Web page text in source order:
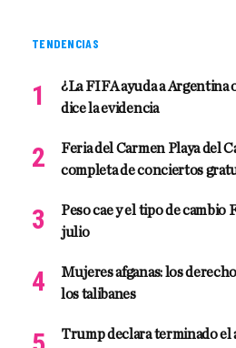
TENDENCIAS
¿La FIFA ayuda a Argentina
dice la evidencia
Feria del Carmen Playa del
completa de conciertos
Peso cae y el tipo de cambio
julio
Mujeres afganas: los
los talibanes
Trump declara terminado el